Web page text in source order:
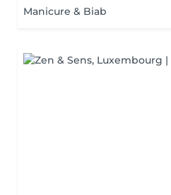
Manicure & Biab